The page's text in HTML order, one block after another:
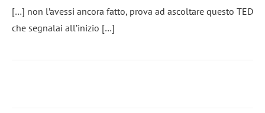
[…] non l’avessi ancora fatto, prova ad ascoltare questo TED
che segnalai all’inizio […]